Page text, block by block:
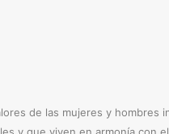
de las mujeres y hombres